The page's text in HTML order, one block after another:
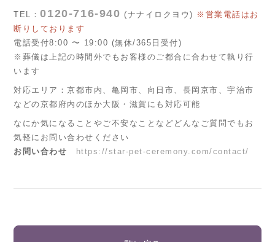
TEL：0120-716-940 (ナナイロクヨウ) ※営業電話はお
断りしております
電話受付8:00 〜 19:00 (無休/365日受付)
※葬儀は上記の時間外でもお客様のご都合に合わせて執り行
います
対応エリア：京都市内、亀岡市、向日市、長岡京市、宇治市
などの京都府内のほか大阪・滋賀にも対応可能
なにか気になることやご不安なことなどどんなご質問でもお
気軽にお問い合わせください
お問い合わせ
https://star-pet-ceremony.com/contact/